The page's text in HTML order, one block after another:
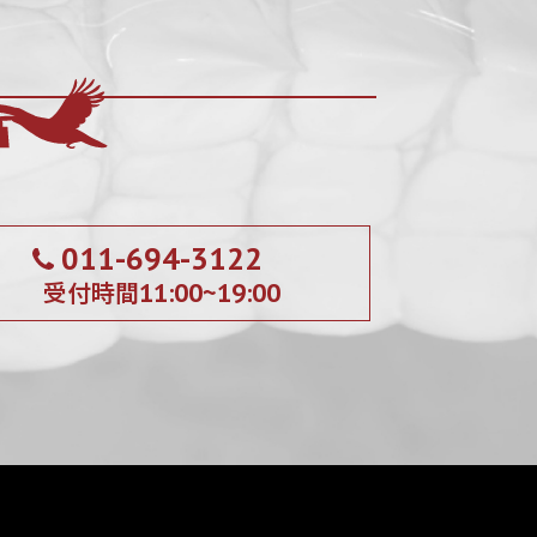
011-694-3122
受付時間11:00~19:00